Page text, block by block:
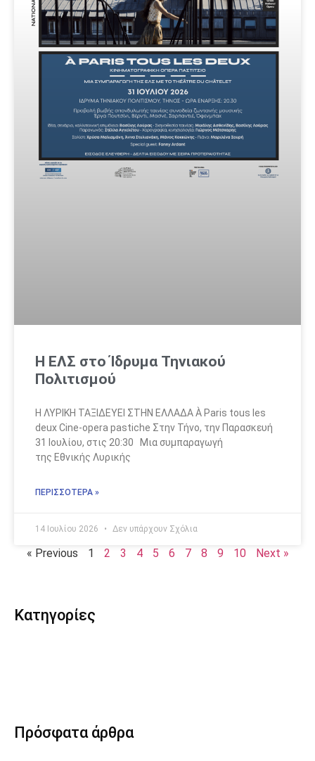
Η ΕΛΣ στο Ίδρυμα Τηνιακού
Πολιτισμού
H ΛΥΡΙΚΗ ΤΑΞΙΔΕΥΕΙ ΣΤΗΝ ΕΛΛΑΔΑ À Paris tous les
deux Cine-opera pastiche Στην Τήνο, την Παρασκευή
31 Ιουλίου, στις 20:30 Μια συμπαραγωγή
της Εθνικής Λυρικής
ΠΕΡΙΣΣΟΤΕΡΑ »
14 Ιουλίου 2026 Δεν υπάρχουν Σχόλια
« Previous 1 2 3 4 5 6 7 8 9 10 Next »
Κατηγορίες
Πρόσφατα άρθρα